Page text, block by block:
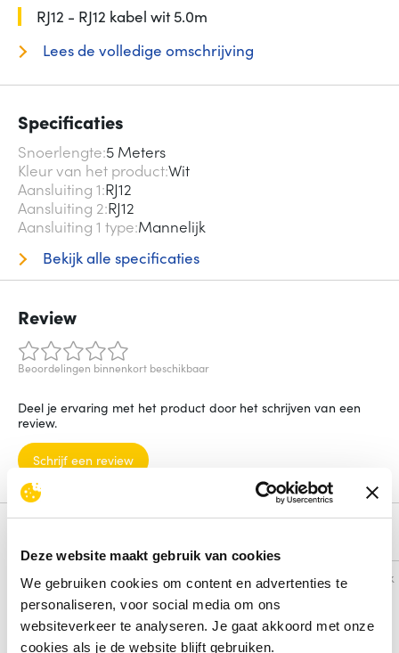
Deze website maakt gebruik van cookies
We gebruiken cookies om content en advertenties te
personaliseren, voor social media om ons
websiteverkeer te analyseren. Je gaat akkoord met onze
cookies als je de website blijft gebruiken.
RJ12 - RJ12 kabel wit 5.0m
Lees de volledige omschrijving
Specificaties
Snoerlengte 5 Meters
Kleur van het productWit
Aansluiting 1 RJ12
Aansluiting 2 RJ12
Aansluiting 1 type Mannelijk
Bekijk alle specificaties
Review
Beoordelingen binnenkort beschikbaar
Deel je ervaring met het product door het schrijven van een
review.
Schrijf een review
Vergelijk Vergelijk